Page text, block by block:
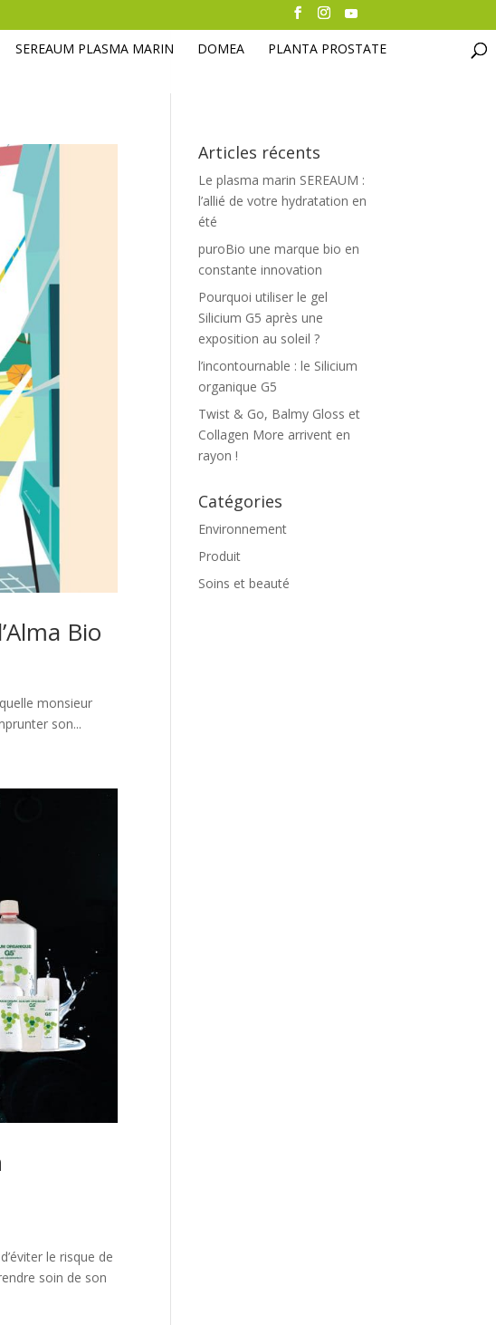
SEREAUM PLASMA MARIN DOMEA
PLANTA PROSTATE
Bio
monsieur
son...
le risque de
soin de son
Articles récents
Le plasma marin SEREAUM :
l’allié de votre hydratation en
été
puroBio une marque bio en
constante innovation
Pourquoi utiliser le gel
Silicium G5 après une
exposition au soleil ?
l’incontournable : le Silicium
organique G5
Twist & Go, Balmy Gloss et
Collagen More arrivent en
rayon !
Catégories
Environnement
Produit
Soins et beauté